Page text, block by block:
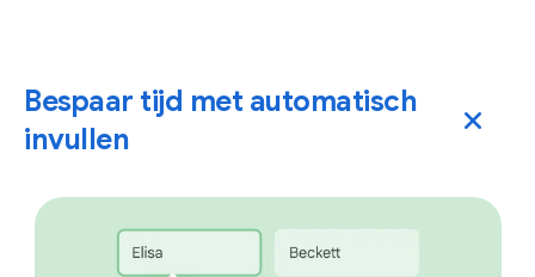
Bespaar tijd met automatisch
invullen